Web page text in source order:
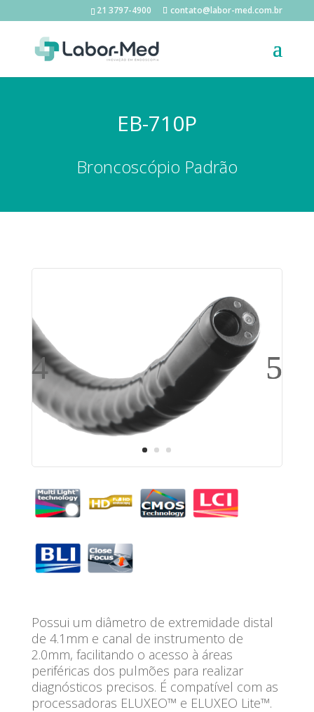
21 3797-4900 contato@labor-med.com.br
EB-710P
Broncoscópio Padrão
Possui um diâmetro de extremidade distal
de 4.1mm e canal de instrumento de
2.0mm, facilitando o acesso à áreas
periféricas dos pulmões para realizar
diagnósticos precisos. É compatível com as
processadoras ELUXEO™ e ELUXEO Lite™.